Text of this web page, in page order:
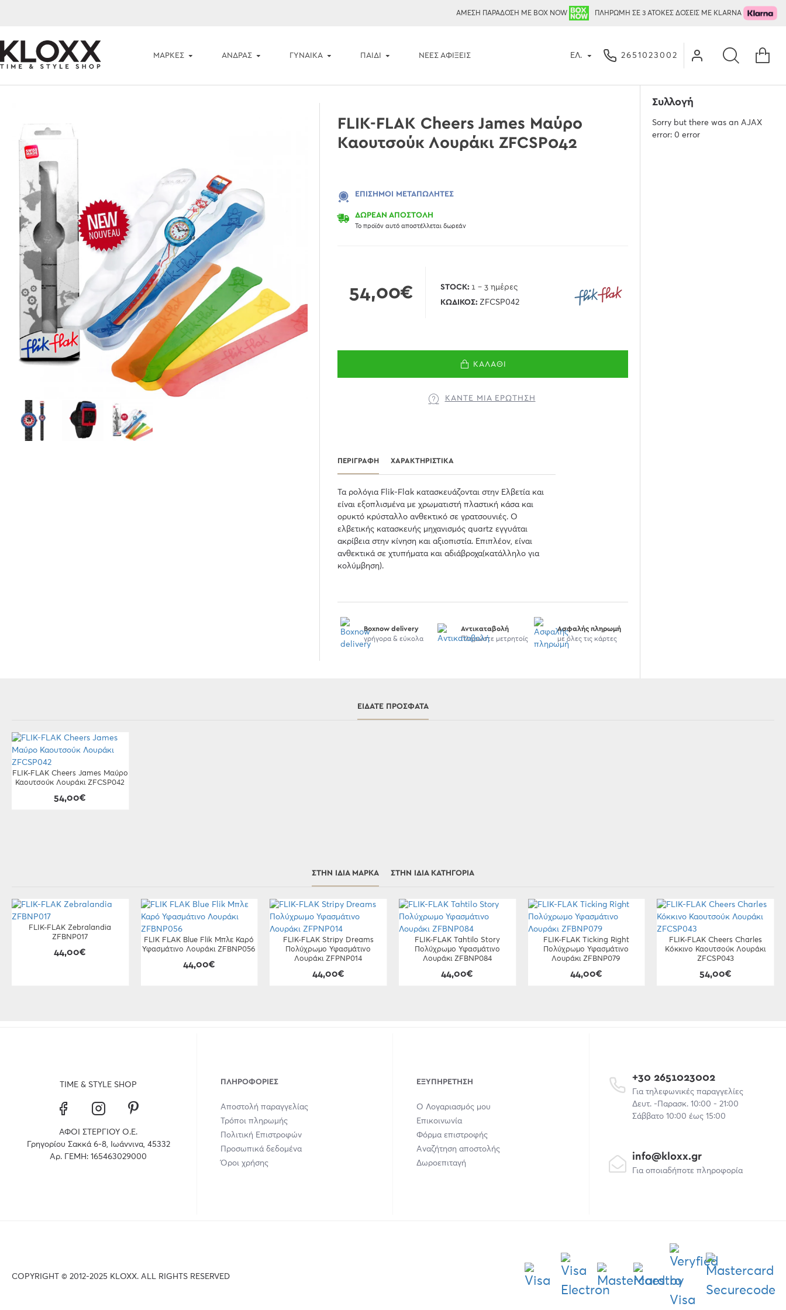
ΑΜΕΣΗ ΠΑΡΑΔΟΣΗ ΜΕ BOX NOW ΠΛΗΡΩΜΗ ΣΕ 3 ΑΤΟΚΕΣ ΔΟΣΕΙΣ ΜΕ KLARNA
ΜΆΡΚΕΣ ΑΝΔΡΑΣ ΓΥΝΑΙΚΑ ΠΑΙΔΙ ΝΈΕΣ ΑΦΊΞΕΙΣ ΕΛ. 2651023002
FLIK-FLAK Cheers James Μαύρο
Καουτσούκ Λουράκι ZFCSP042
ΔΩΡΕΑΝ ΑΠΟΣΤΟΛΗ
Το προϊόν αυτό αποστέλλεται δωρεάν
ΕΠΊΣΗΜΟΙ ΜΕΤΑΠΩΛΗΤΈΣ
54,00€ STOCK: 1 - 3 ημέρες
ΚΩΔΙΚΌΣ: ZFCSP042
ΚΑΛΆΘΙ
ΚΆΝΤΕ ΜΊΑ ΕΡΏΤΗΣΗ
ΠΕΡΙΓΡΑΦΉ ΧΑΡΑΚΤΗΡΙΣΤΙΚΆ
Τα ρολόγια Flik-Flak κατασκευάζονται στην Ελβετία και
είναι εξοπλισμένα με χρωματιστή πλαστική κάσα και
ορυκτό κρύσταλλο ανθεκτικό σε γρατσουνιές. Ο
ελβετικής κατασκευής μηχανισμός quartz εγγυάται
ακρίβεια στην κίνηση και αξιοπιστία. Επιπλέον, είναι
ανθεκτικά σε χτυπήματα και αδιάβροχα(κατάλληλο για
κολύμβηση).
Boxnow delivery
γρήγορα & εύκολα
Αντικαταβολή
Πληρώστε μετρητοίς
Ασφαλής πληρωμή
με όλες τις κάρτες
Συλλογή
Sorry but there was an AJAX
error: 0 error
ΕΊΔΑΤΕ ΠΡΌΣΦΑΤΑ
FLIK-FLAK Cheers James Μαύρο
Καουτσούκ Λουράκι ZFCSP042
54,00€
ΣΤΗΝ ΊΔΙΑ ΜΆΡΚΑ ΣΤΗΝ ΊΔΙΑ ΚΑΤΗΓΟΡΊΑ
FLIK-FLAK Zebralandia
ZFBNP017
44,00€
FLIK FLAK Blue Flik Μπλε Καρό
Υφασμάτινο Λουράκι ZFBNP056
44,00€
FLIK-FLAK Stripy Dreams
Πολύχρωμο Υφασμάτινο
Λουράκι ZFPNP014
44,00€
FLIK-FLAK Tahtilo Story
Πολύχρωμο Υφασμάτινο
Λουράκι ZFBNP084
44,00€
FLIK-FLAK Ticking Right
Πολύχρωμο Υφασμάτινο
Λουράκι ZFBNP079
44,00€
FLIK-FLAK Cheers Charles
Κόκκινο Καουτσούκ Λουράκι
ZFCSP043
54,00€
TIME & STYLE SHOP
ΑΦΟΙ ΣΤΕΡΓΙΟΥ Ο.Ε.
Γρηγορίου Σακκά 6-8, Ιωάννινα, 45332
Αρ. ΓΕΜΗ: 165463029000
ΠΛΗΡΟΦΟΡΊΕΣ
Αποστολή παραγγελίας
Τρόποι πληρωμής
Πολιτική Επιστροφών
Προσωπικά δεδομένα
Όροι χρήσης
ΕΞΥΠΗΡΈΤΗΣΗ
Ο Λογαριασμός μου
Επικοινωνία
Φόρμα επιστροφής
Αναζήτηση αποστολής
Δωροεπιταγή
+30 2651023002
Για τηλεφωνικές παραγγελίες
Δευτ. -Παρασκ. 10:00 - 21:00
Σάββατο 10:00 έως 15:00
info@kloxx.gr
Για οποιαδήποτε πληροφορία
COPYRIGHT © 2012-2025 KLOXX. ALL RIGHTS RESERVED